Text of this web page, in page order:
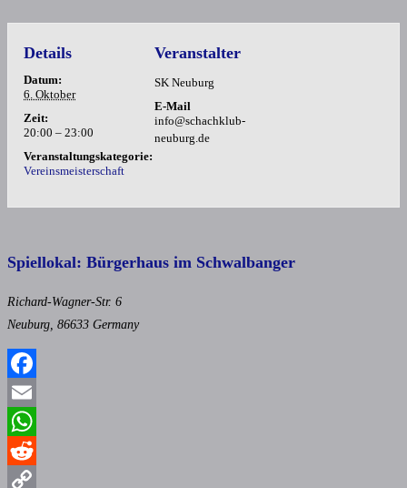
Details
Datum:
6. Oktober
Zeit:
20:00 – 23:00
Veranstaltungskategorie:
Vereinsmeisterschaft
Veranstalter
SK Neuburg
E-Mail
info@schachklub-
neuburg.de
Spiellokal: Bürgerhaus im Schwalbanger
Richard-Wagner-Str. 6
Neuburg, 86633 Germany
Facebook
Email
WhatsApp
Reddit